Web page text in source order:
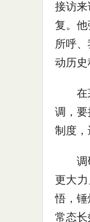
接访
复。
所呼
动历史
在
调，
制度，
调
更大
悟，
常态